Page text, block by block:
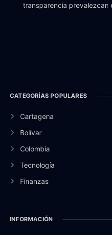
transparencia prevalezcan
CATEGORÍAS POPULARES
Cartagena
Bolívar
Colombia
Tecnología
Finanzas
INFORMACIÓN